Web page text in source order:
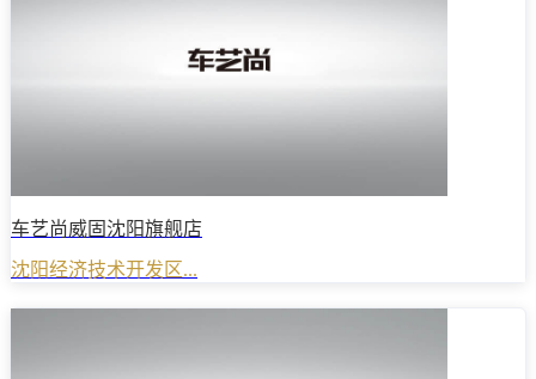
车艺尚威固沈阳旗舰店
沈阳经济技术开发区...